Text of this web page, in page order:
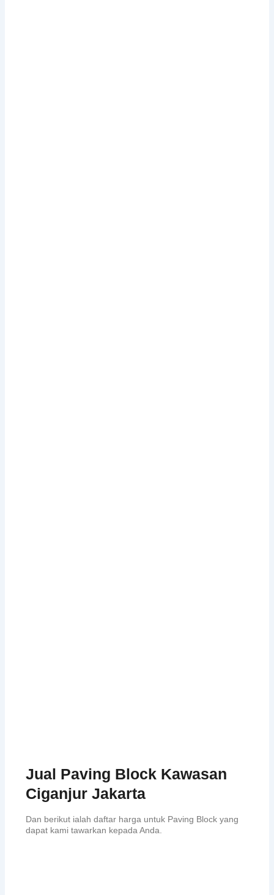
Jual Paving Block Kawasan
Ciganjur Jakarta
Dan berikut ialah daftar harga untuk Paving Block yang
dapat kami tawarkan kepada Anda.